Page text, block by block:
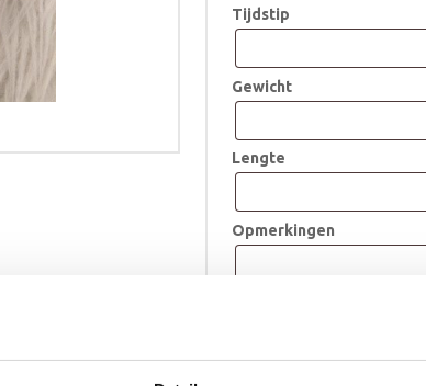
Tijdstip
Gewicht
Lengte
Opmerkingen